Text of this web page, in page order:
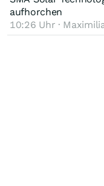
aufhorchen
10:26 Uhr ·